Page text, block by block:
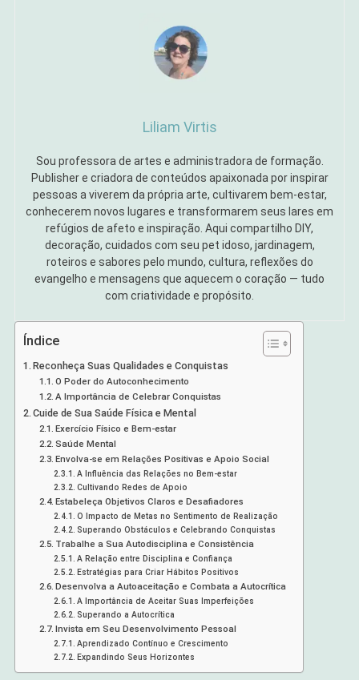
Liliam Virtis
Sou professora de artes e administradora de formação.
Publisher e criadora de conteúdos apaixonada por inspirar
pessoas a viverem da própria arte, cultivarem bem-estar,
conhecerem novos lugares e transformarem seus lares em
refúgios de afeto e inspiração. Aqui compartilho DIY,
decoração, cuidados com seu pet idoso, jardinagem,
roteiros e sabores pelo mundo, cultura, reflexões do
evangelho e mensagens que aquecem o coração — tudo
com criatividade e propósito.
Índice
Reconheça Suas Qualidades e Conquistas
O Poder do Autoconhecimento
A Importância de Celebrar Conquistas
Cuide de Sua Saúde Física e Mental
Exercício Físico e Bem-estar
Saúde Mental
Envolva-se em Relações Positivas e Apoio Social
A Influência das Relações no Bem-estar
Cultivando Redes de Apoio
Estabeleça Objetivos Claros e Desafiadores
O Impacto de Metas no Sentimento de Realização
Superando Obstáculos e Celebrando Conquistas
Trabalhe a Sua Autodisciplina e Consistência
A Relação entre Disciplina e Confiança
Estratégias para Criar Hábitos Positivos
Desenvolva a Autoaceitação e Combata a Autocrítica
A Importância de Aceitar Suas Imperfeições
Superando a Autocrítica
Invista em Seu Desenvolvimento Pessoal
Aprendizado Contínuo e Crescimento
Expandindo Seus Horizontes